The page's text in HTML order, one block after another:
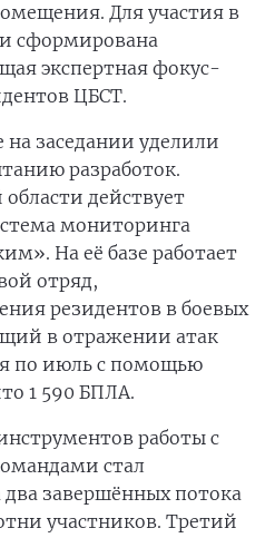
Для участия в
сформирована
экспертная фокус-
ЦБСТ.
заседании уделили
разработок.
действует
мониторинга
На её базе работает
отряд,
резидентов в боевых
в отражении атак
по июль с помощью
1 590 БПЛА.
работы с
стал
два завершённых потока
участников. Третий